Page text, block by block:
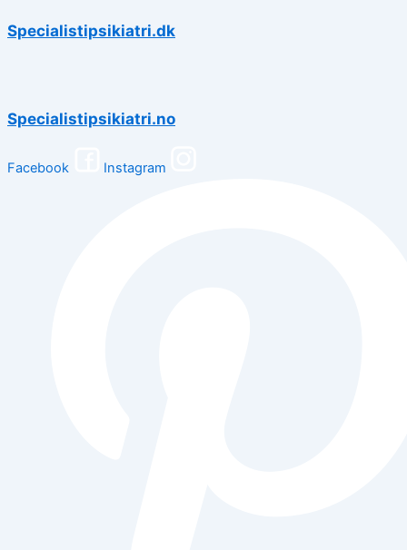
Specialistipsikiatri.dk
Specialistipsikiatri.no
Facebook Instagram